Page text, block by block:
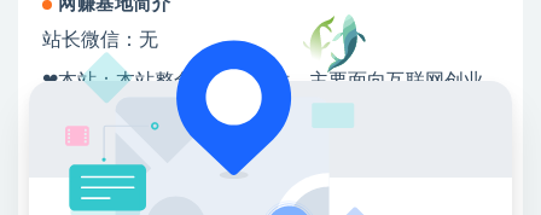
网赚基地简介
站长微信：无
❤本站：本站整合多方资源站，主要面向互联网创业
类&副业类，资源丰富 物超所值。
❤能助您：找项目 + 低成本创业 + 减少信息差 + 见识
各种项目 + 提升网创认知。
❤本站为众多团队提供了重要价值，也为众多创业者